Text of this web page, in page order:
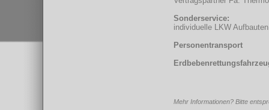
Sonderservice:
individuelle LKW
Personentransport
Mehr Informationen? Bitte